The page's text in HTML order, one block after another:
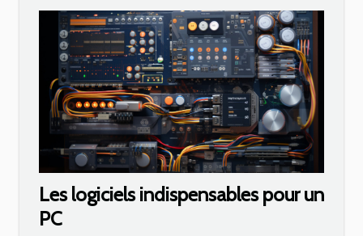
Les logiciels indispensables pour un
PC